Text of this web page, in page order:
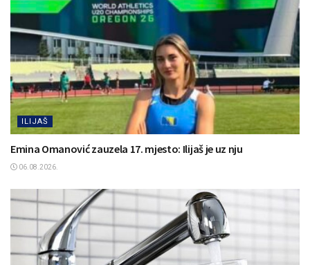
ILIJAŠ
Emina Omanović zauzela 17. mjesto: Ilijaš je uz nju
06.08.2026.